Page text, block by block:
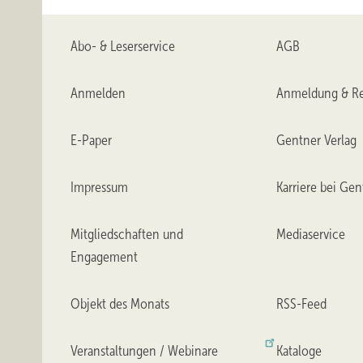
Abo- & Leserservice AGB
Anmelden Anmeldung &
E-Paper Gentner Verlag
Impressum Karriere bei
Mitgliedschaften und
Engagement
Mediaservice
Objekt des Monats RSS-Feed
Veranstaltungen / Webinare Kataloge